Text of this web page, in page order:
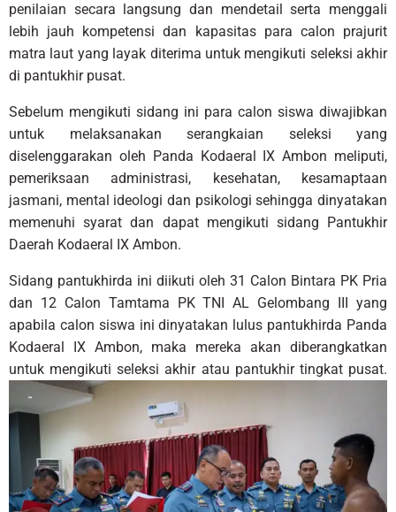
penilaian secara langsung dan mendetail serta menggali
lebih jauh kompetensi dan kapasitas para calon prajurit
matra laut yang layak diterima untuk mengikuti seleksi akhir
di pantukhir pusat.
Sebelum mengikuti sidang ini para calon siswa diwajibkan
untuk melaksanakan serangkaian seleksi yang
diselenggarakan oleh Panda Kodaeral IX Ambon meliputi,
pemeriksaan administrasi, kesehatan, kesamaptaan
jasmani, mental ideologi dan psikologi sehingga dinyatakan
memenuhi syarat dan dapat mengikuti sidang Pantukhir
Daerah Kodaeral IX Ambon.
Sidang pantukhirda ini diikuti oleh 31 Calon Bintara PK Pria
dan 12 Calon Tamtama PK TNI AL Gelombang III yang
apabila calon siswa ini dinyatakan lulus pantukhirda Panda
Kodaeral IX Ambon, maka mereka akan diberangkatkan
untuk mengikuti seleksi akhir atau pantukhir tingkat pusat.